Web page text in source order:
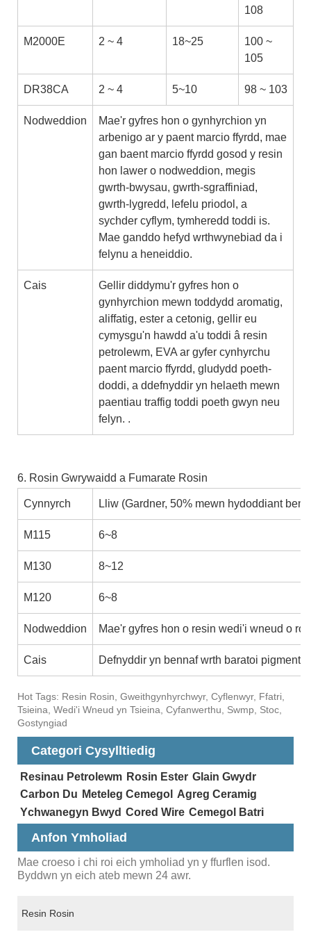
108
M2000E 2 ~ 4 18~25
100 ~
105
DR38CA 2 ~ 4 5~10 98 ~ 103
Nodweddion
Mae'r gyfres hon o gynhyrchion yn
arbenigo ar y paent marcio ffyrdd, mae
gan baent marcio ffyrdd gosod y resin
hon lawer o nodweddion, megis
gwrth-bwysau, gwrth-sgraffiniad,
gwrth-lygredd, lefelu priodol, a
sychder cyflym, tymheredd toddi is.
Mae ganddo hefyd wrthwynebiad da i
felynu a heneiddio.
Cais
Gellir diddymu'r gyfres hon o
gynhyrchion mewn toddydd aromatig,
aliffatig, ester a cetonig, gellir eu
cymysgu'n hawdd a'u toddi â resin
petrolewm, EVA ar gyfer cynhyrchu
paent marcio ffyrdd, gludydd poeth-
doddi, a ddefnyddir yn helaeth mewn
paentiau traffig toddi poeth gwyn neu
felyn. .
6. Rosin Gwrywaidd a Fumarate Rosin
Cynnyrch Lliw (Gardner, 50% mewn hydoddiant
M115 6~8
M130 8~12
M120 6~8
Nodweddion Mae'r gyfres hon o resin wedi'i wneud o
Cais Defnyddir yn bennaf wrth baratoi
Hot Tags: Resin Rosin, Gweithgynhyrchwyr, Cyflenwyr, Ffatri,
Tsieina, Wedi'i Wneud yn Tsieina, Cyfanwerthu, Swmp, Stoc,
Gostyngiad
Categori Cysylltiedig
Resinau Petrolewm Rosin Ester Glain Gwydr
Carbon Du Meteleg Cemegol Agreg Ceramig
Ychwanegyn Bwyd Cored Wire Cemegol Batri
Anfon Ymholiad
Mae croeso i chi roi eich ymholiad yn y ffurflen isod.
Byddwn yn eich ateb mewn 24 awr.